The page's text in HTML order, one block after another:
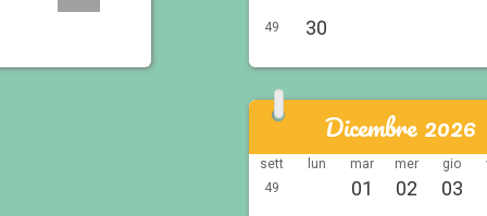
49 30
Dicembre 2026
sett lun mar mer gio
49
01 02 03